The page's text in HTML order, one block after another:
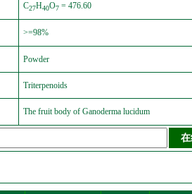
C27H40O7 = 476.60
>=98%
Powder
Triterpenoids
The fruit body of Ganoderma lucidum